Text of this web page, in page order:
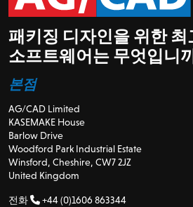
패키징 디자인을 위한 최
소프트웨어는 무엇입니
본점
AG/CAD Limited
KASEMAKE House
Barlow Drive
Woodford Park Industrial Estate
Winsford, Cheshire, CW7 2JZ
United Kingdom
전화
+44 (0)1606 863344